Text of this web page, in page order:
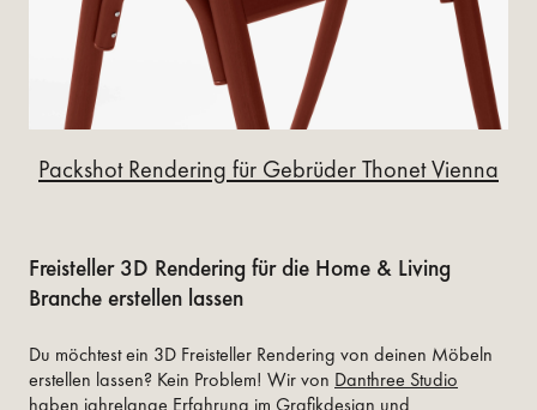
Packshot Rendering für Gebrüder Thonet Vienna
Freisteller 3D Rendering für die Home & Living
Branche erstellen lassen
Du möchtest ein 3D Freisteller Rendering von deinen Möbeln
erstellen lassen? Kein Problem! Wir von Danthree Studio
haben jahrelange Erfahrung im Grafikdesign und